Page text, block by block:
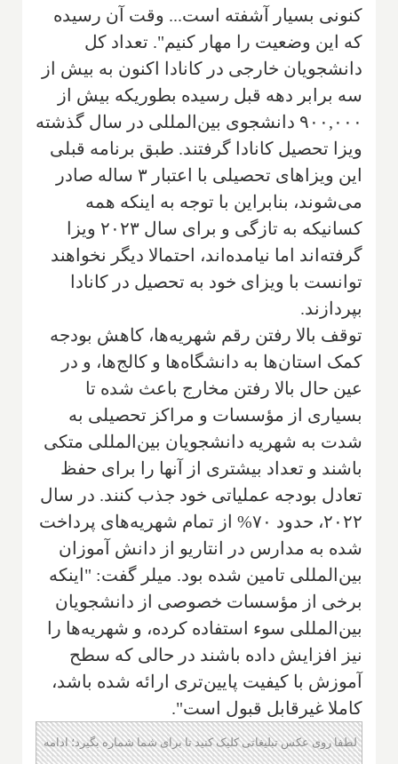
کنونی بسیار آشفته است... وقت آن رسیده
که این وضعیت را مهار کنیم". تعداد کل
دانشجویان خارجی در کانادا اکنون به بیش از
سه برابر دهه قبل رسیده بطوریکه بیش از
۹۰۰,۰۰۰ دانشجوی بین‌المللی در سال گذشته
ویزا تحصیل کانادا گرفتند. طبق برنامه قبلی
این ویزاهای تحصیلی با اعتبار ۳ ساله صادر
می‌شوند، بنابراین با توجه به اینکه همه
کسانیکه به تازگی و برای سال ۲۰۲۳ ویزا
گرفته‌اند اما نیامده‌اند، احتمالا دیگر نخواهند
توانست با ویزای خود به تحصیل در کانادا
بپردازند.
توقف بالا رفتن رقم شهریه‌ها، کاهش بودجه
کمک استان‌ها به دانشگاه‌ها و کالج‌ها، و در
عین حال بالا رفتن مخارج باعث شده تا
بسیاری از مؤسسات و مراکز تحصیلی به
شدت به شهریه دانشجویان بین‌المللی متکی
باشند و تعداد بیشتری از آنها را برای حفظ
تعادل بودجه عملیاتی خود جذب کنند. در سال
۲۰۲۲، حدود ۷۰% از تمام شهریه‌های پرداخت
شده به مدارس در انتاریو از دانش آموزان
بین‌المللی تامین شده بود. میلر گفت: "اینکه
برخی از مؤسسات خصوصی از دانشجویان
بین‌المللی سوء استفاده کرده، و شهریه‌ها را
نیز افزایش داده‌ باشند در حالی که سطح
آموزش با کیفیت پایین‌تری ارائه شده باشد،
کاملا غیرقابل قبول است".
لطفا روی عکس تبلیغاتی کلیک کنید تا برای شما شماره بگیرد؛ ادامه